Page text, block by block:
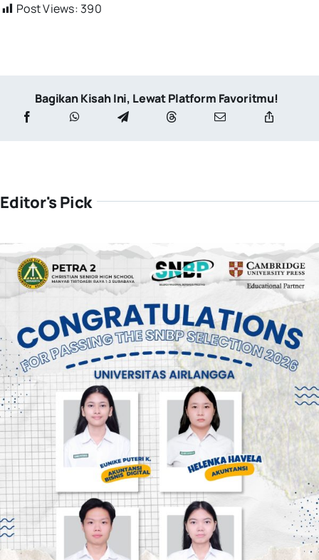
Post Views:390
Bagikan Kisah Ini, Lewat Platform Favoritmu!
Editor's Pick